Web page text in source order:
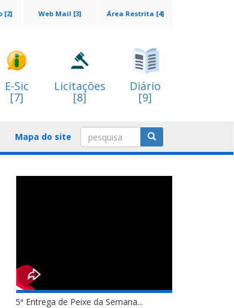
Área Restrita [4]
Web Mail [3]
[2]
E-Sic
[7]
Licitações
[8]
Diário
[9]
Mapa do site
5ª Entrega de Peixe da Semana...